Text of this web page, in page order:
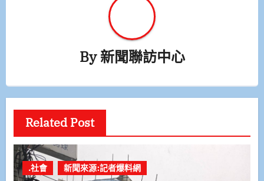
By新聞聯訪中心
Related Post
.社會 新聞來源:記者爆料網